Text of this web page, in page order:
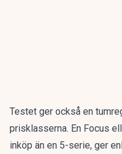
Testet ger också en
prisklasserna. En Focus
inköp än en 5-serie, ger